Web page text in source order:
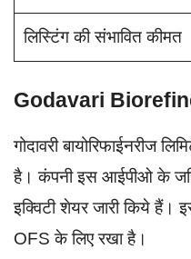
लिस्टिंग की संभावित कीमत
Godavari
गोदावरी
है। कंपनी इस आईपीओ के
इक्विटी शेयर जारी किये
OFS के लिए रखा है।